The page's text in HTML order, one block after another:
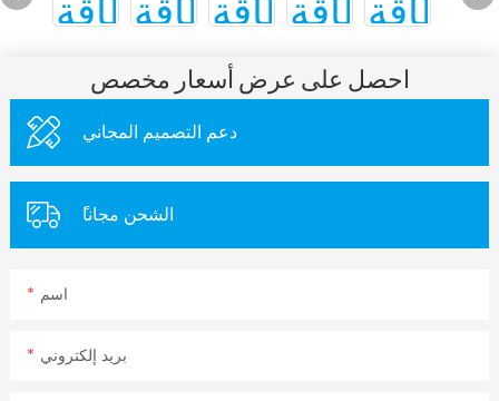
احصل على عرض أسعار مخصص
دعم التصميم المجاني
ًالشحن مجانا
اسم
بريد إلكتروني